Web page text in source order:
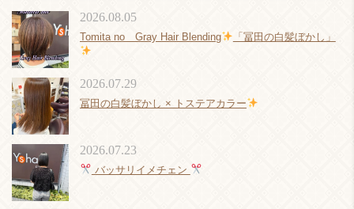
Tomita no Gray Hair Blending 「冨田の白髪ぼかし」
2026.08.05
冨田の白髪ぼかし × トステアカラー
2026.07.29
バッサリイメチェン
2026.07.23